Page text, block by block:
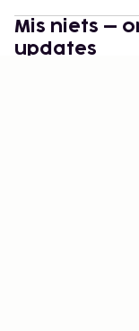
Mis niets –
updates